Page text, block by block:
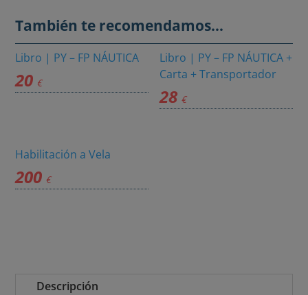
-
ONLINE
+
También te recomendamos…
Libro | PY – FP NÁUTICA
20€
Libro | PY – FP NÁUTICA +
Carta + Transportador
28€
Habilitación a Vela
200€
Descripción